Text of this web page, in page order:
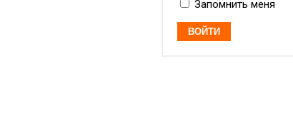
Запомнить меня